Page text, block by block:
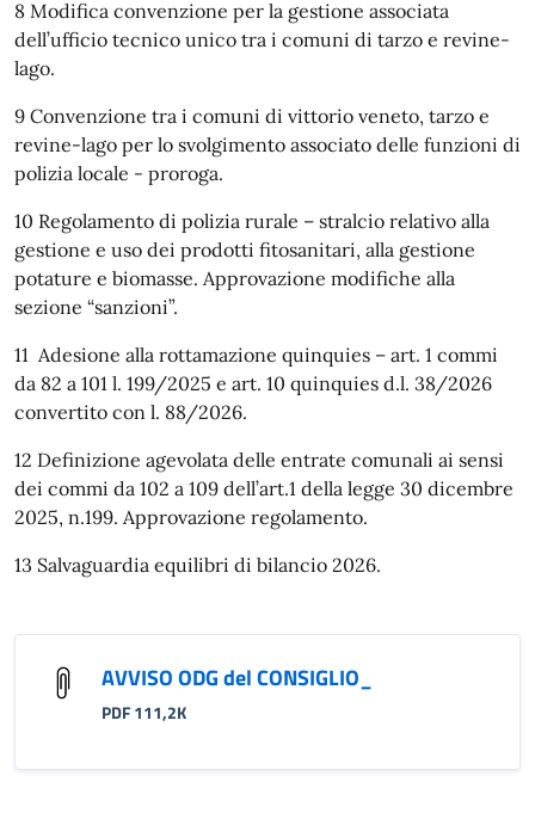
8 Modifica convenzione per la gestione associata
dell’ufficio tecnico unico tra i comuni di tarzo e revine-
lago.
9 Convenzione tra i comuni di vittorio veneto, tarzo e
revine-lago per lo svolgimento associato delle funzioni di
polizia locale - proroga.
10 Regolamento di polizia rurale – stralcio relativo alla
gestione e uso dei prodotti fitosanitari, alla gestione
potature e biomasse. Approvazione modifiche alla
sezione “sanzioni”.
11 Adesione alla rottamazione quinquies – art. 1 commi
da 82 a 101 l. 199/2025 e art. 10 quinquies d.l. 38/2026
convertito con l. 88/2026.
12 Definizione agevolata delle entrate comunali ai sensi
dei commi da 102 a 109 dell’art.1 della legge 30 dicembre
2025, n.199. Approvazione regolamento.
13 Salvaguardia equilibri di bilancio 2026.
AVVISO ODG del CONSIGLIO_
PDF 111,2K